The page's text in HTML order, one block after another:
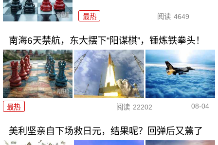
最热 阅读 4649
南海6天禁航，东大摆下“阳谋棋”，锤炼铁拳头！
最热 阅读 22202 08-04
美利坚亲自下场救日元，结果呢？回弹后又蔫了